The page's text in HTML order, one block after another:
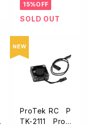
8スケール用/シ
ョックホルダー
15%OFF
SOLD OUT
ProTek RC P
TK-2111 ProT